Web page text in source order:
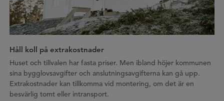
Håll koll på extrakostnader
Huset och tillvalen har fasta priser. Men ibland höjer kommunen
sina bygglovsavgifter och anslutningsavgifterna kan gå upp.
Extrakostnader kan tillkomma vid montering, om det är en
besvärlig tomt eller intransport.